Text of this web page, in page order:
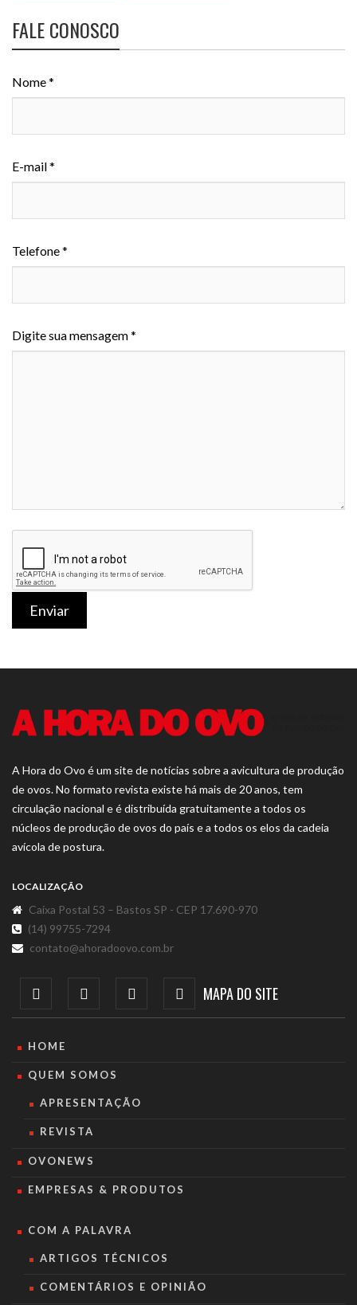
FALE CONOSCO
Nome *
E-mail *
Telefone *
Digite sua mensagem *
Enviar
A Hora do Ovo é um site de notícias sobre a avicultura de produção
de ovos. No formato revista existe há mais de 20 anos, tem
circulação nacional e é distribuída gratuitamente a todos os
núcleos de produção de ovos do país e a todos os elos da cadeia
avícola de postura.
LOCALIZAÇÃO
Caixa Postal 53 – Bastos SP - CEP 17.690-970
(14) 99755-7294
contato@ahoradoovo.com.br
MAPA DO SITE
HOME
QUEM SOMOS
APRESENTAÇÃO
REVISTA
OVONEWS
EMPRESAS & PRODUTOS
COM A PALAVRA
ARTIGOS TÉCNICOS
COMENTÁRIOS E OPINIÃO